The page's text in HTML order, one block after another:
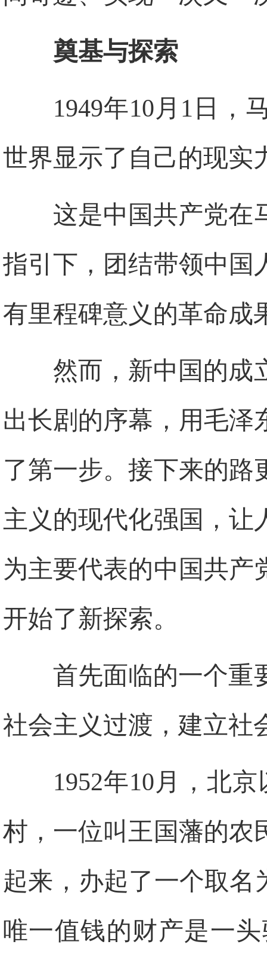
奠基与探索
1949年10月1日，
世界显示了自己的现实
这是中国共产党在
指引下，团结带领中国
有里程碑意义的革命成
然而，新中国的成
出长剧的序幕，用毛泽
了第一步。接下来的路
主义的现代化强国，让
为主要代表的中国共产
开始了新探索。
首先面临的一个重
社会主义过渡，建立社
1952年10月，北
村，一位叫王国藩的农
起来，办起了一个取名
唯一值钱的财产是一